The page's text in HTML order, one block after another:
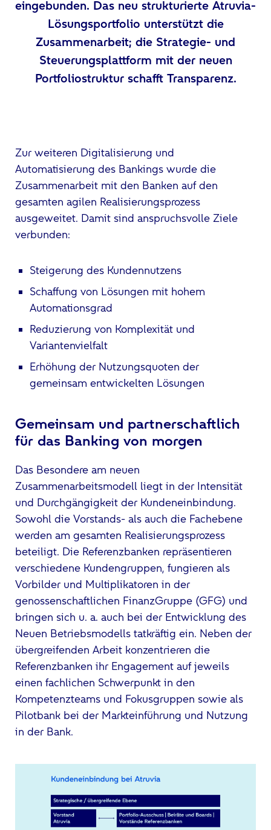
eingebunden. Das neu strukturierte Atruvia-
Lösungsportfolio unterstützt die
Zusammenarbeit; die Strategie- und
Steuerungsplattform mit der neuen
Portfoliostruktur schafft Transparenz.
Zur weiteren Digitalisierung und
Automatisierung des Bankings wurde die
Zusammenarbeit mit den Banken auf den
gesamten agilen Realisierungsprozess
ausgeweitet. Damit sind anspruchsvolle Ziele
verbunden:
Steigerung des Kundennutzens
Schaffung von Lösungen mit hohem
Automationsgrad
Reduzierung von Komplexität und
Variantenvielfalt
Erhöhung der Nutzungsquoten der
gemeinsam entwickelten Lösungen
Gemeinsam und partnerschaftlich
für das Banking von morgen
Das Besondere am neuen
Zusammenarbeitsmodell liegt in der Intensität
und Durchgängigkeit der Kundeneinbindung.
Sowohl die Vorstands- als auch die Fachebene
werden am gesamten Realisierungsprozess
beteiligt. Die Referenzbanken repräsentieren
verschiedene Kundengruppen, fungieren als
Vorbilder und Multiplikatoren in der
genossenschaftlichen FinanzGruppe (GFG) und
bringen sich u. a. auch bei der Entwicklung des
Neuen Betriebsmodells tatkräftig ein. Neben der
übergreifenden Arbeit konzentrieren die
Referenzbanken ihr Engagement auf jeweils
einen fachlichen Schwerpunkt in den
Kompetenzteams und Fokusgruppen sowie als
Pilotbank bei der Markteinführung und Nutzung
in der Bank.